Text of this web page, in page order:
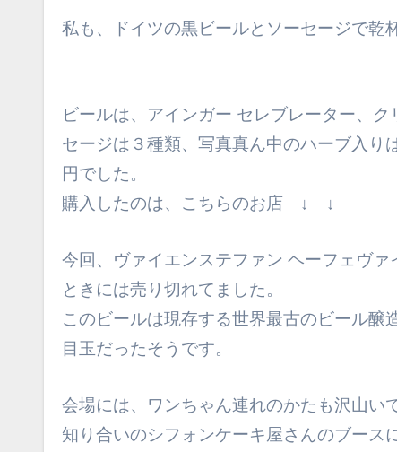
私も、ドイツの黒ビールとソーセージで乾
ビールは、アインガー セレブレーター、
セージは３種類、写真真ん中のハーブ入り
円でした。
購入したのは、こちらのお店 ↓ ↓
今回、ヴァイエンステファン ヘーフェヴ
ときには売り切れてました。
このビールは現存する世界最古のビール
目玉だったそうです。
会場には、ワンちゃん連れのかたも沢山い
知り合いのシフォンケーキ屋さんのブース